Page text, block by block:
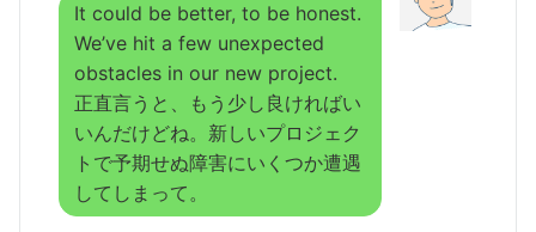
It could be better, to be honest.
We’ve hit a few unexpected
obstacles in our new project.
正直言うと、もう少し良ければい
いんだけどね。新しいプロジェク
トで予期せぬ障害にいくつか遭遇
してしまって。